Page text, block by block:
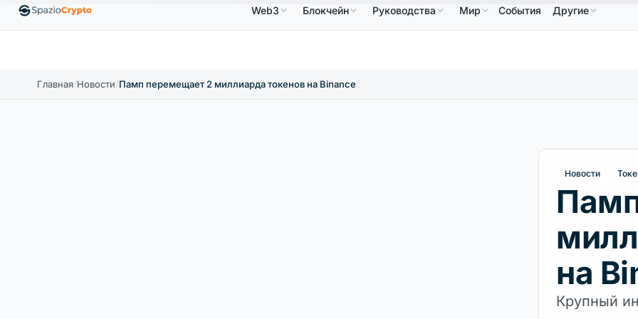
EthereumETH1 880,58 $ ↑0.00% BNB BNB586,64 $↑2.10% USDCUSDC0,9995 $↑0.00% XRPXRP1,09 $↑2.30%
Web3 Блокчейн Руководства Мир События Другие
Главная/Новости/Памп перемещает 2 миллиарда токенов на Binance
Новости
на
Крупный